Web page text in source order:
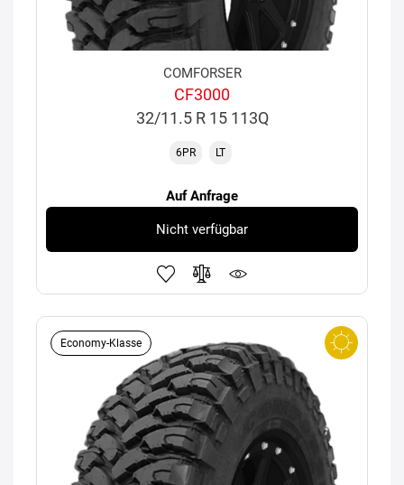
COMFORSER
CF3000
32/11.5 R 15 113Q
6PR LT
Auf Anfrage
Nicht verfügbar
Economy-Klasse